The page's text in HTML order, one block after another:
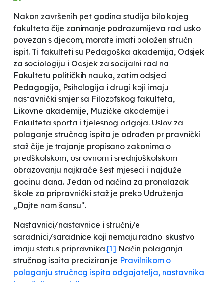
Nakon završenih pet godina studija bilo kojeg
fakulteta čije zanimanje podrazumijeva rad usko
povezan s djecom, morate imati položen stručni
ispit. Ti fakulteti su Pedagoška akademija, Odsjek
za sociologiju i Odsjek za socijalni rad na
Fakultetu političkih nauka, zatim odsjeci
Pedagogija, Psihologija i drugi koji imaju
nastavnički smjer sa Filozofskog fakulteta,
Likovne akademije, Muzičke akademije i
Fakulteta sporta i tjelesnog odgoja. Uslov za
polaganje stručnog ispita je odrađen pripravnički
staž čije je trajanje propisano zakonima o
predškolskom, osnovnom i srednjoškolskom
obrazovanju najkraće šest mjeseci i najduže
godinu dana. Jedan od načina za pronalazak
škole za pripravnički staž je preko Udruženja
„Dajte nam šansu“.
Nastavnici/nastavnice i stručni/e
saradnici/saradnice koji nemaju radno iskustvo
imaju status pripravnika.[1] Način polaganja
stručnog ispita preciziran je Pravilnikom o
polaganju stručnog ispita odgajatelja, nastavnika